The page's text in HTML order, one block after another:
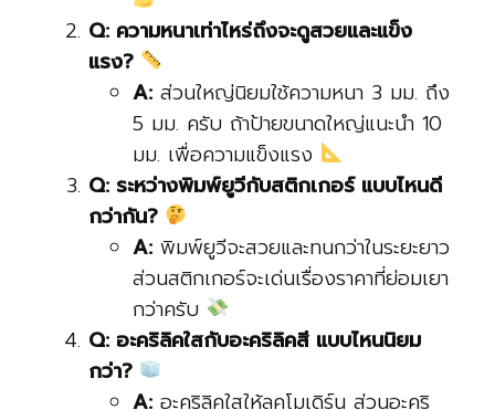
Q: ความหนาเท่าไหร่ถึงจะดูสวยและแข็ง
แรง?
A: ส่วนใหญ่นิยมใช้ความหนา 3 มม. ถึง
5 มม. ครับ ถ้าป้ายขนาดใหญ่แนะนำ 10
มม. เพื่อความแข็งแรง
Q: ระหว่างพิมพ์ยูวีกับสติกเกอร์ แบบไหนดี
กว่ากัน?
A: พิมพ์ยูวีจะสวยและทนกว่าในระยะยาว
ส่วนสติกเกอร์จะเด่นเรื่องราคาที่ย่อมเยา
กว่าครับ
Q: อะคริลิคใสกับอะคริลิคสี แบบไหนนิยม
กว่า?
A: อะคริลิคใสให้ลุคโมเดิร์น ส่วนอะคริ